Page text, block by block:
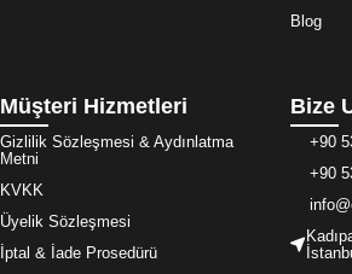
Blog
Müşteri Hizmetleri
Gizlilik Sözleşmesi & Aydınlatma
Metni
KVKK
Üyelik Sözleşmesi
İptal & İade Prosedürü
Bize
+90
+90